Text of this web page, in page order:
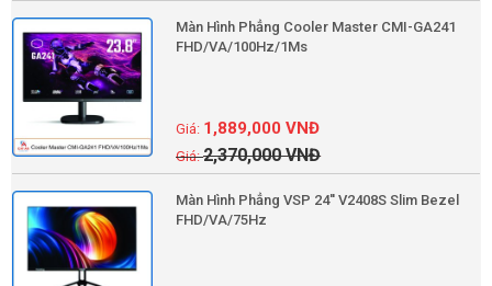
Màn Hình Phẳng Cooler Master CMI-GA241
FHD/VA/100Hz/1Ms
2,370,000VNĐ
1,889,000VNĐ
Màn Hình Phẳng VSP 24'' V2408S Slim Bezel
FHD/VA/75Hz